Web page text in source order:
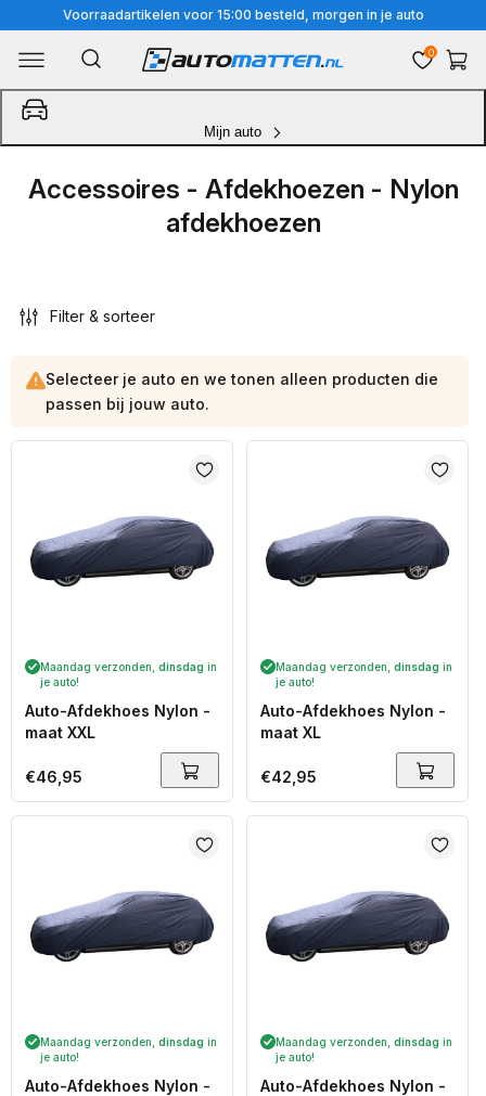
naar
content
Voorraadartikelen voor 15:00 besteld, morgen in je auto
Mijn auto
0
Accessoires - Afdekhoezen - Nylon
afdekhoezen
Filter & sorteer
Selecteer je auto en we tonen alleen producten die
passen bij jouw auto.
Maandag verzonden, dinsdag in
je auto!
Auto-Afdekhoes Nylon -
maat XXL
Normale
prijs
€46,95
Maandag verzonden, dinsdag in
je auto!
Auto-Afdekhoes Nylon -
maat XL
Normale
prijs
€42,95
Maandag verzonden, dinsdag in
je auto!
Auto-Afdekhoes Nylon -
Maandag verzonden, dinsdag in
je auto!
Auto-Afdekhoes Nylon -